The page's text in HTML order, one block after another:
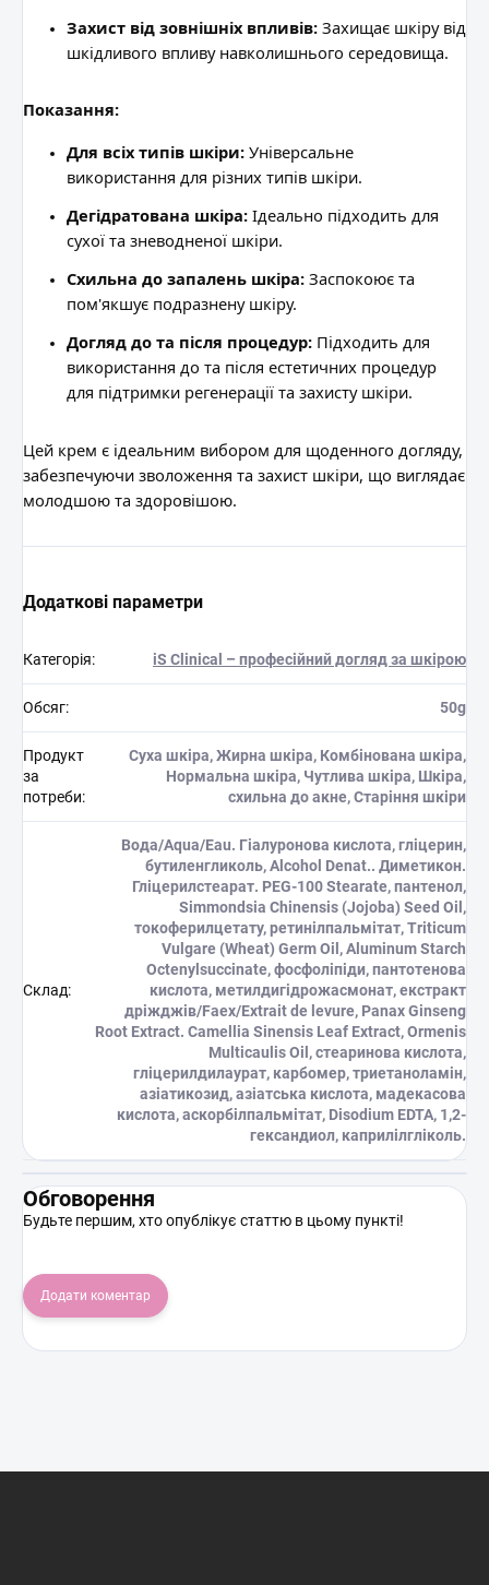
Захист від зовнішніх впливів: Захищає шкіру від
шкідливого впливу навколишнього середовища.
Показання:
Для всіх типів шкіри: Універсальне
використання для різних типів шкіри.
Дегідратована шкіра: Ідеально підходить для
сухої та зневодненої шкіри.
Схильна до запалень шкіра: Заспокоює та
пом'якшує подразнену шкіру.
Догляд до та після процедур: Підходить для
використання до та після естетичних процедур
для підтримки регенерації та захисту шкіри.
Цей крем є ідеальним вибором для щоденного догляду,
забезпечуючи зволоження та захист шкіри, що виглядає
молодшою та здоровішою.
Додаткові параметри
Категорія: iS Clinical – професійний догляд за шкірою
Обсяг: 50g
Продукт
за
потреби:
Суха шкіра, Жирна шкіра, Комбінована шкіра,
Нормальна шкіра, Чутлива шкіра, Шкіра,
схильна до акне, Старіння шкіри
Склад:
Вода/Aqua/Eau. Гіалуронова кислота, гліцерин,
бутиленгликоль, Alcohol Denat.. Диметикон.
Гліцерилстеарат. PEG-100 Stearate, пантенол,
Simmondsia Chinensis (Jojoba) Seed Oil,
токоферилцетату, ретинілпальмітат, Triticum
Vulgare (Wheat) Germ Oil, Aluminum Starch
Octenylsuccinate, фосфоліпіди, пантотенова
кислота, метилдигідрожасмонат, екстракт
дріжджів/Faex/Extrait de levure, Panax Ginseng
Root Extract. Camellia Sinensis Leaf Extract, Ormenis
Multicaulis Oil, стеаринова кислота,
гліцерилдилаурат, карбомер, триетаноламін,
азіатикозид, азіатська кислота, мадекасова
кислота, аскорбілпальмітат, Disodium EDTA, 1,2-
гександиол, каприлілгліколь.
Обговорення
Будьте першим, хто опублікує статтю в цьому пункті!
Додати коментар